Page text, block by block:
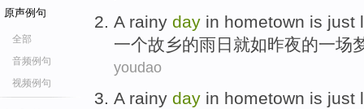
原声例句
全部
音频例句
视频例句
A rainy day in hometown is just
一个故乡的雨日 就如昨夜的一场
youdao
A rainy day in hometown is just